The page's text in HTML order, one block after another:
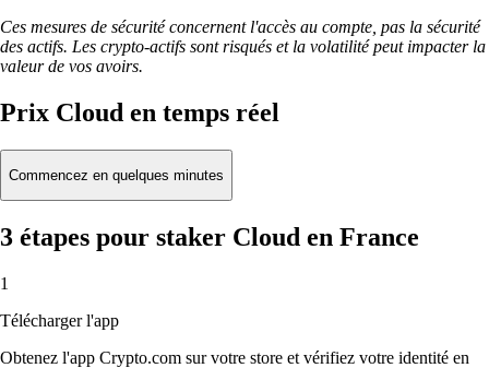
Ces mesures de sécurité concernent l'accès au compte, pas la sécurité
des actifs. Les crypto-actifs sont risqués et la volatilité peut impacter la
valeur de vos avoirs.
Prix Cloud en temps réel
Commencez en quelques minutes
3 étapes pour staker Cloud en France
1
Télécharger l'app
Obtenez l'app Crypto.com sur votre store et vérifiez votre identité en